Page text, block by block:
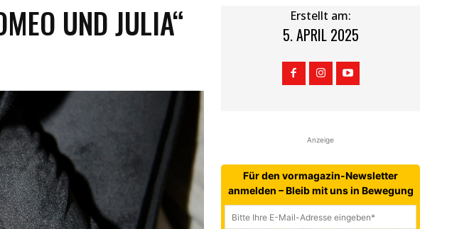
UND JULIA“
Erstellt am:
5. APRIL 2025
Anzeige
Für den vormagazin-Newsletter
anmelden – Bleib mit uns in Bewegung